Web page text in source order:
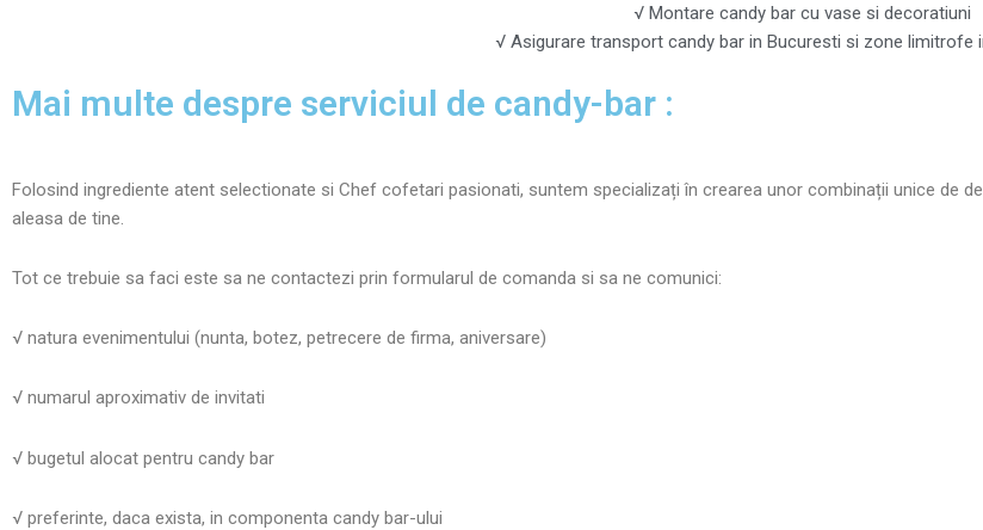
√ Montare candy bar cu vase si decoratiuni
√ Asigurare transport candy bar in Bucuresti si zone limitrofe
Mai multe despre serviciul de candy-bar :
Folosind ingrediente atent selectionate si Chef cofetari pasionati, suntem specializați în crearea unor combinații unice de
aleasa de tine.
Tot ce trebuie sa faci este sa ne contactezi prin formularul de comanda si sa ne comunici:
√ natura evenimentului (nunta, botez, petrecere de firma, aniversare)
√ numarul aproximativ de invitati
√ bugetul alocat pentru candy bar
√ preferinte, daca exista, in componenta candy bar-ului